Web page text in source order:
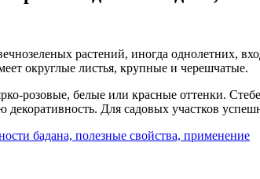
растений, иногда однолетних,
округлые листья, крупные и черешчатые.
розовые, белые или красные оттенки.
декоративность. Для садовых участков